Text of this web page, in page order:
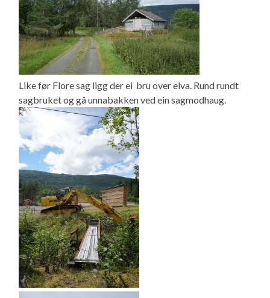
Like før Flore sag ligg der ei bru over elva. Rund rundt
sagbruket og gå unnabakken ved ein sagmodhaug.